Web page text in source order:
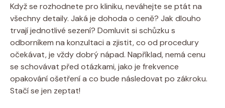
Když se rozhodnete pro kliniku, neváhejte se ptát na
všechny detaily. Jaká je dohoda o ceně? Jak dlouho
trvají jednotlivé sezení? Domluvit si schůzku s
odborníkem na konzultaci a zjistit, co od procedury
očekávat, je vždy dobrý nápad. Například, nemá cenu
se schovávat před otázkami, jako je frekvence
opakování ošetření a co bude následovat po zákroku.
Stačí se jen zeptat!